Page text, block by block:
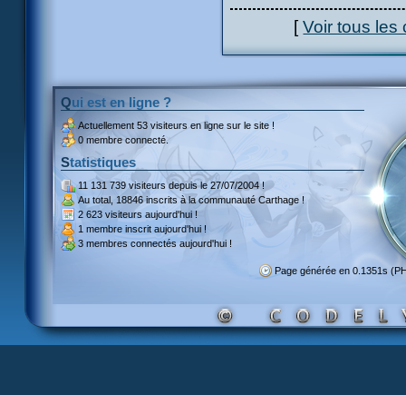
[Voir tous les
Qui est en ligne ?
Actuellement 53 visiteurs en ligne sur le site !
0 membre connecté.
Statistiques
11 131 739 visiteursdepuis le 27/07/2004 !
Au total, 18846 inscritsà la communauté Carthage !
2 623 visiteurs aujourd'hui !
1 membre inscrit aujourd'hui !
3 membres connectés aujourd'hui !
Page générée en 0.1351s